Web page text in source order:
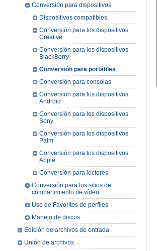
Conversión para dispositivos
Dispositivos compatibles
Conversión para los dispositivos
Creative
Conversión para los dispositivos
BlackBerry
Conversión para portátiles
Conversión para consolas
Conversión para los dispositivos
Android
Conversión para los dispositivos
Sony
Conversión para los dispositivos
Palm
Conversión para los dispositivos
Apple
Conversión para lectores
Conversión para los sitios de
compartimiento de vídeo
Uso de Favoritos de perfiles
Manejo de discos
Edición de archivos de entrada
Unión de archivos